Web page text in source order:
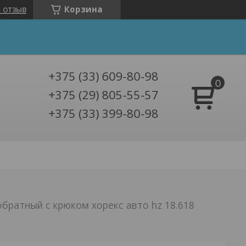
Корзина
отзыв
+375 (33) 609-80-98
+375 (29) 805-55-57
+375 (33) 399-80-98
с крюком хорекс авто hz 18.618